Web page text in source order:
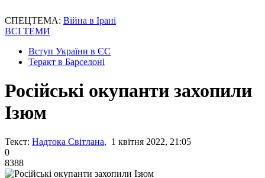
СПЕЦТЕМА: Війна в Ірані
ВСІ ТЕМИ
Вступ України в ЄС
Теракт в Барселоні
Російські окупанти захопили
Ізюм
Текст: Надтока Світлана, 1 квітня 2022, 21:05
0
8388